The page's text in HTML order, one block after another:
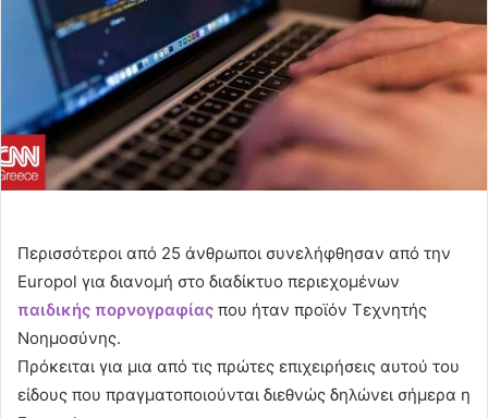
Περισσότεροι από 25 άνθρωποι συνελήφθησαν από την
Europol για διανομή στο διαδίκτυο περιεχομένων
παιδικής πορνογραφίας που ήταν προϊόν Τεχνητής
Νοημοσύνης.
Πρόκειται για μια από τις πρώτες επιχειρήσεις αυτού του
είδους που πραγματοποιούνται διεθνώς δηλώνει σήμερα η